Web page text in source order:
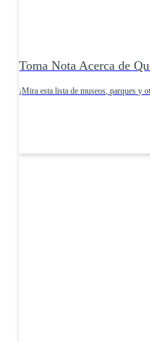
Toma Nota Acerca de
¡Mira esta lista de museos, parques y